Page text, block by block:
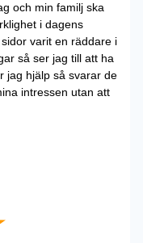
och min familj ska
i dagens
varit en räddare i
så ser jag till att ha
jag hjälp så svarar de
intressen utan att